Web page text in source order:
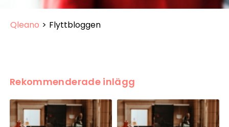
Qleano > Flyttbloggen
Rekommenderade inlägg